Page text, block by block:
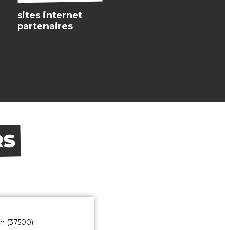
sites internet
partenaires
(37500)